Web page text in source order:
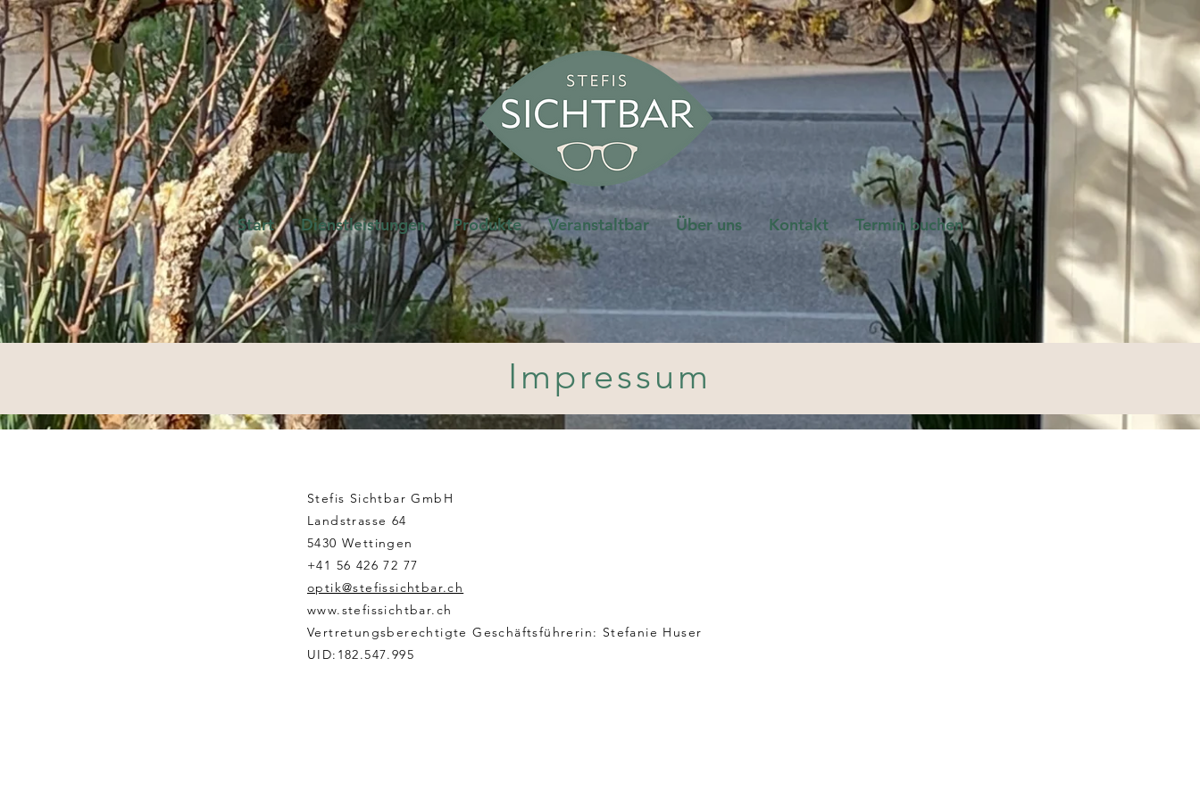
Start Dienstleistungen Produkte Veranstaltbar Über uns Kontakt Termin buchen
Impressum
Stefis Sichtbar GmbH
Landstrasse 64
5430 Wettingen
+41 56 426 72 77
optik@stefissichtbar.ch
www.stefissichtbar.ch
Vertretungsberechtigte Geschäftsführerin: Stefanie Huser
UID:182.547.995